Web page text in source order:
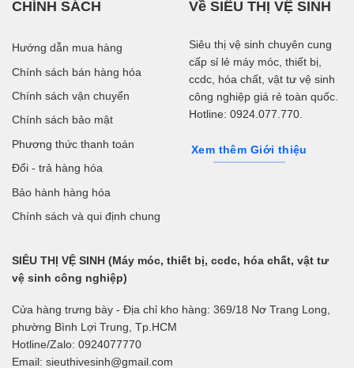
CHÍNH SÁCH
Hướng dẫn mua hàng
Chính sách bán hàng hóa
Chính sách vận chuyển
Chính sách bảo mật
Phương thức thanh toán
Đổi - trả hàng hóa
Bảo hành hàng hóa
Chính sách và qui định chung
Về SIÊU THỊ VỆ SINH
Siêu thị vệ sinh chuyên cung
cấp sỉ lẻ máy móc, thiết bị,
ccdc, hóa chất, vật tư vệ sinh
công nghiệp giá rẻ toàn quốc.
Hotline: 0924.077.770.
Xem thêm Giới thiệu
SIÊU THỊ VỆ SINH (Máy móc, thiết bị, ccdc, hóa chất, vật tư
vệ sinh công nghiệp)
Cửa hàng trưng bày - Địa chỉ kho hàng: 369/18 Nơ Trang Long,
phường Bình Lợi Trung, Tp.HCM
Hotline/Zalo: 0924077770
Email: sieuthivesinh@gmail.com